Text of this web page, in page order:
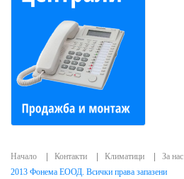
Начало Контакти Климатици За нас
2013 Фонема ЕООД. Всички права запазени